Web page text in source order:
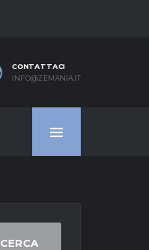
CONTATTACI
INFO@ZEMANIA.IT
CERCA